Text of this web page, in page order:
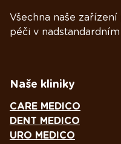
Všechna naše
péči v
Naše kliniky
CARE MEDICO
DENT MEDICO
URO MEDICO